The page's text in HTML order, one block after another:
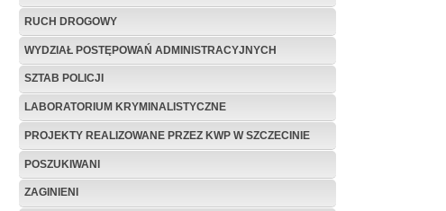
RUCH DROGOWY
WYDZIAŁ POSTĘPOWAŃ ADMINISTRACYJNYCH
SZTAB POLICJI
LABORATORIUM KRYMINALISTYCZNE
PROJEKTY REALIZOWANE PRZEZ KWP W SZCZECINIE
POSZUKIWANI
ZAGINIENI